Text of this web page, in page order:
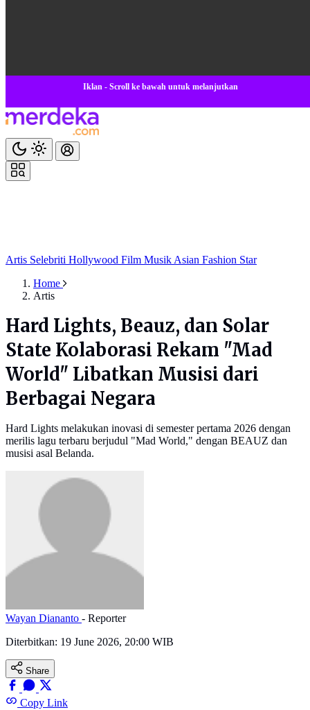
Iklan - Scroll ke bawah untuk melanjutkan
Artis Selebriti Hollywood Film Musik Asian Fashion Star
Home
Artis
Hard Lights, Beauz, dan Solar
State Kolaborasi Rekam "Mad
World" Libatkan Musisi dari
Berbagai Negara
Hard Lights melakukan inovasi di semester pertama 2026 dengan
merilis lagu terbaru berjudul "Mad World," dengan BEAUZ dan
musisi asal Belanda.
Wayan Diananto - Reporter
Diterbitkan: 19 June 2026, 20:00 WIB
Share
Copy Link